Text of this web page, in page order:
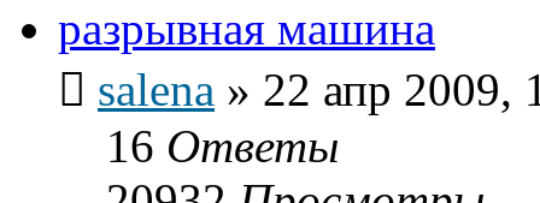
разрывная машина
salena » 22 апр 2009,
16 Ответы